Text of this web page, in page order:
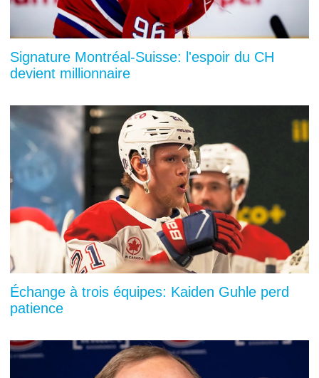
Signature Montréal-Suisse: l'espoir du CH
devient millionnaire
Échange à trois équipes: Kaiden Guhle perd
patience